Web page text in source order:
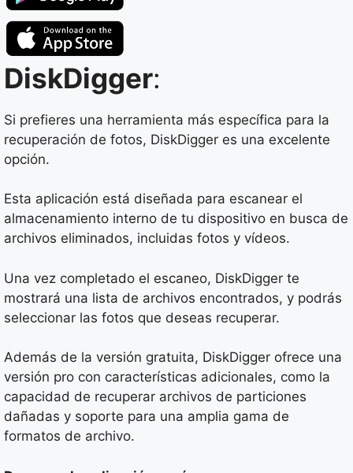
DiskDigger:
Si prefieres una herramienta más específica para la
recuperación de fotos, DiskDigger es una excelente
opción.
Esta aplicación está diseñada para escanear el
almacenamiento interno de tu dispositivo en busca de
archivos eliminados, incluidas fotos y vídeos.
Una vez completado el escaneo, DiskDigger te
mostrará una lista de archivos encontrados, y podrás
seleccionar las fotos que deseas recuperar.
Además de la versión gratuita, DiskDigger ofrece una
versión pro con características adicionales, como la
capacidad de recuperar archivos de particiones
dañadas y soporte para una amplia gama de
formatos de archivo.